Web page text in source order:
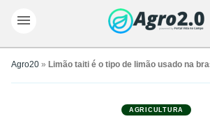
Agro20 » Limão taiti é o tipo de limão usado na
AGRICULTURA